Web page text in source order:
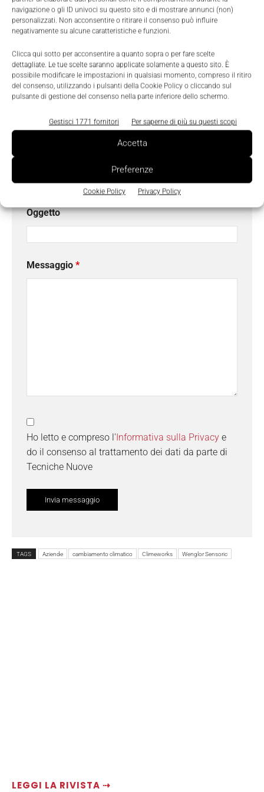
navigazione o gli ID univoci su questo sito e di mostrare annunci (non)
personalizzati. Non acconsentire o ritirare il consenso può influire
negativamente su alcune caratteristiche e funzioni.
Clicca qui sotto per acconsentire a quanto sopra o per fare scelte
dettagliate. Le tue scelte saranno applicate solamente a questo sito. È
possibile modificare le impostazioni in qualsiasi momento, compreso il ritiro
del consenso, utilizzando i pulsanti della Cookie Policy o cliccando sul
pulsante di gestione del consenso nella parte inferiore dello schermo.
Gestisci 1771 fornitori Per saperne di più su questi scopi
Accetta
Preferenze
Cookie Policy Privacy Policy
LEGGI LA RIVISTA ⇢
Cognome*
Email*
Oggetto
Messaggio *
Ho letto e compreso l'Informativa sulla Privacy e
do il consenso al trattamento dei dati da parte di
Tecniche Nuove
TAGS Aziende cambiamento climatico Climeworks Wenglor Sensoric